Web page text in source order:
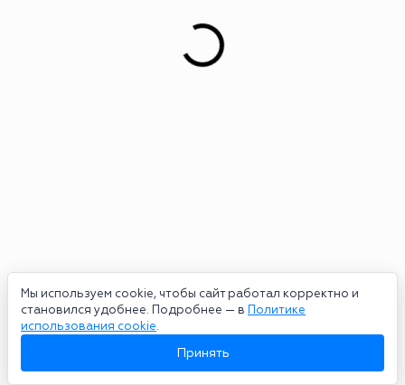
Мы используем cookie, чтобы сайт работал корректно и
становился удобнее. Подробнее — в Политике
использования cookie.
Принять